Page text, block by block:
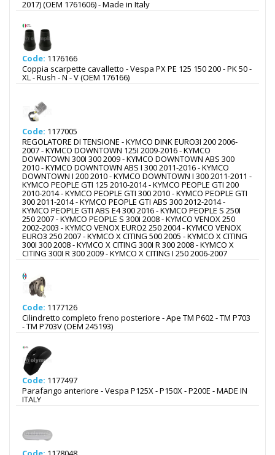
2017) (OEM 1761606) - Made in Italy
Code: 1176166
Coppia scarpette cavalletto - Vespa PX PE 125 150 200 - PK 50 -
XL - Rush - N - V (OEM 176166)
Code: 1177005
REGOLATORE DI TENSIONE - KYMCO DINK EURO3I 200 2006-
2007 - KYMCO DOWNTOWN 125I 2009-2016 - KYMCO
DOWNTOWN 300I 300 2009 - KYMCO DOWNTOWN ABS 300
2010 - KYMCO DOWNTOWN ABS I 300 2011-2016 - KYMCO
DOWNTOWN I 200 2010 - KYMCO DOWNTOWN I 300 2011-2011 -
KYMCO PEOPLE GTI 125 2010-2014 - KYMCO PEOPLE GTI 200
2010-2014 - KYMCO PEOPLE GTI 300 2010 - KYMCO PEOPLE GTI
300 2011-2014 - KYMCO PEOPLE GTI ABS 300 2012-2014 -
KYMCO PEOPLE GTI ABS E4 300 2016 - KYMCO PEOPLE S 250I
250 2007 - KYMCO PEOPLE S 300I 2008 - KYMCO VENOX 250
2002-2003 - KYMCO VENOX EURO2 250 2004 - KYMCO VENOX
EURO3 250 2007 - KYMCO X CITING 500 2005 - KYMCO X CITING
300I 300 2008 - KYMCO X CITING 300I R 300 2008 - KYMCO X
CITING 300I R 300 2009 - KYMCO X CITING I 250 2006-2007
Code: 1177126
Cilindretto completo freno posteriore - Ape TM P602 - TM P703
- TM P703V (OEM 245193)
Code: 1177497
Parafango anteriore - Vespa P125X - P150X - P200E - MADE IN
ITALY